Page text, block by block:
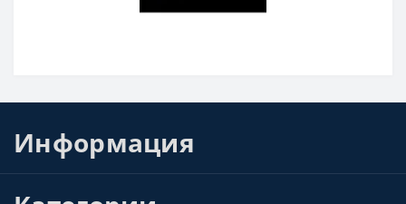
Информация